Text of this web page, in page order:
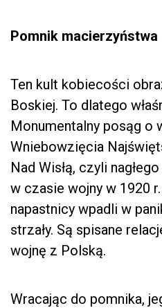
Pomnik macierzyństwa
Ten kult kobiecości
Boskiej. To dlatego
Monumentalny posąg o
Wniebowzięcia
Nad Wisłą, czyli
w czasie wojny w 1920
napastnicy wpadli w
strzały. Są spisane
wojnę z Polską.
Wracając do pomnika,